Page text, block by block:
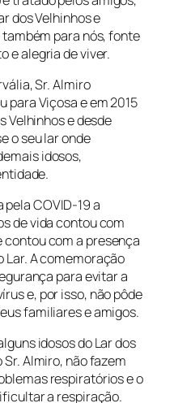
dos Velhinhos e
para nós, fonte
e alegria de viver.
Sr. Almiro
para Viçosa e em 2015
Velhinhos e desde
o seu lar onde
idosos,
COVID-19 a
de vida contou com
com a presença
Lar. A comemoração
para evitar a
e, por isso, não pôde
familiares e amigos.
idosos do Lar dos
Almiro, não fazem
respiratórios e o
a respiração.